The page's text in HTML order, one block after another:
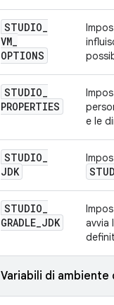
STUDIO_
VM_
OPTIONS
STUDIO_
PROPERTIES
e le
STUDIO_
JDK
STUDIO_
GRADLE_JDK
avvia
Variabili di